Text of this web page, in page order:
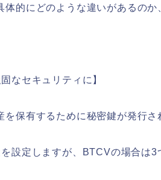
体的にどのような違いがあるの
なセキュリティに】
を保有するために秘密鍵が発行さ
設定しますが、BTCVの場合は3